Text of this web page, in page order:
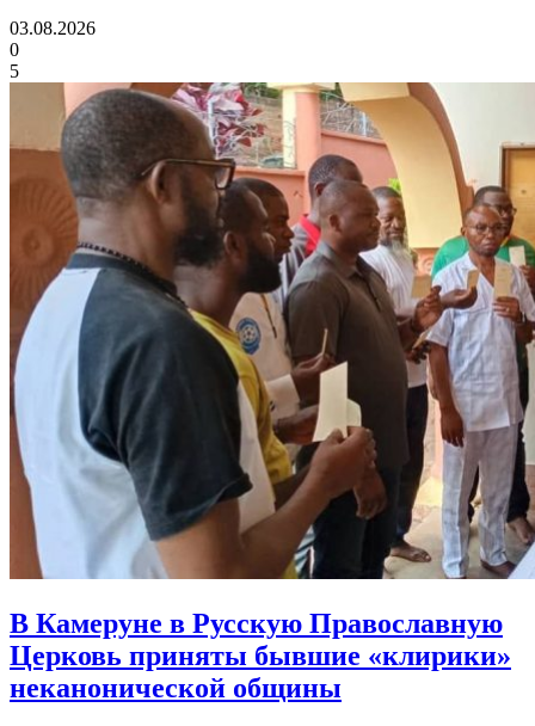
03.08.2026
0
5
В Камеруне в Русскую Православную
Церковь приняты бывшие «клирики»
неканонической общины